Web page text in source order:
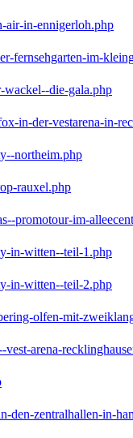
air-in-ennigerloh.php
fernsehgarten-im-
wackel--die-gala.php
in-der-vestarena-in-
northeim.php
rauxel.php
promotour-im-
in-witten--teil-1.php
in-witten--teil-2.php
olfen-mit-
arena-
den-zentralhallen-in-